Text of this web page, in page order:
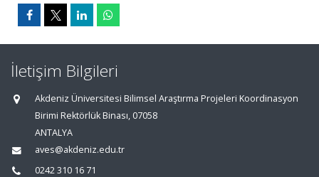
İletişim Bilgileri
Akdeniz Üniversitesi Bilimsel Araştırma Projeleri Koordinasyon
Birimi Rektörlük Binası, 07058
ANTALYA
aves@akdeniz.edu.tr
0242 310 16 71